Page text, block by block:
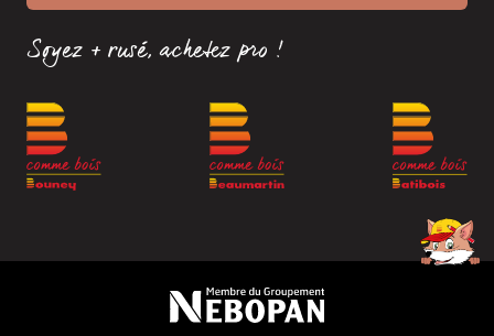
Soyez + rusé, achetez pro !
Membre du groupement Nébopan